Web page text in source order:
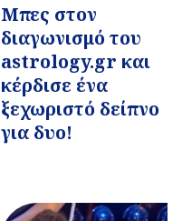
Μπες στον
διαγωνισμό του
astrology.gr και
κέρδισε ένα
ξεχωριστό δείπνο
για δυο!